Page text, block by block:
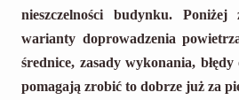
nieszczelności budynku. Poniżej
warianty doprowadzenia
średnice, zasady wykonania,
pomagają zrobić to dobrze już za